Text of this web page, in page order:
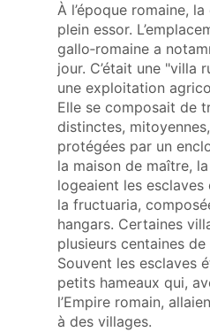
À l’époque romaine,
plein essor.
gallo‑romaine a
jour. C’était une "villa
une exploitation
Elle se composait de
distinctes,
protégées par un
la maison de maître,
logeaient les esclaves
la fructuaria,
hangars. Certaines
plusieurs centaines de
Souvent les esclaves
petits hameaux qui,
l’Empire romain,
à des villages.